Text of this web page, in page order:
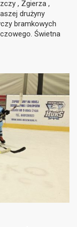
, Zgierza ,
drużyny
bramkowych
Świetna